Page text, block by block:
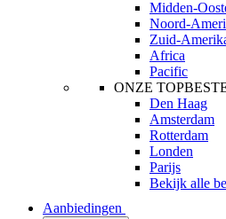
Midden-
Noord-
Zuid-
Africa
Pacific
ONZE
Den Haag
Amsterdam
Rotterdam
Londen
Parijs
Bekijk alle
Aanbiedingen